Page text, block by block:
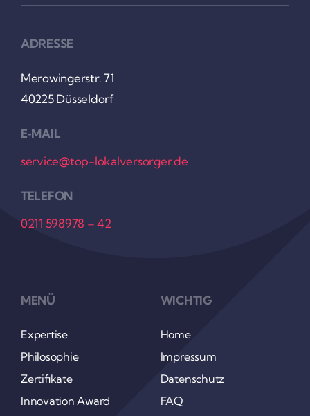
ADRESSE
Mero­win­gerstr. 71
40225 Düssel­dorf
E‑MAIL
service@top-lokalversorger.de
TELEFON
0211 598978 – 42
MENÜ
Exper­tise
Philo­so­phie
Zerti­fi­kate
Inno­va­tion Award
WICHTIG
Home
Impressum
Daten­schutz
FAQ